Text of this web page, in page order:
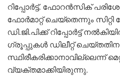
റിപ്പോർട്ട്. ഫോറൻസിക്
ഫോർമാറ്റ് ചെയ്തെന്നും
ഡി.ജി.പിക്ക് റിപ്പോർട്ട്
ഗ്രൂപ്പുകൾ ഡിലീറ്റ്
സ്ഥിരീകരിക്കാനാവില്ലെന്ന്
വ്യക്തമാക്കിയിരുന്നു.